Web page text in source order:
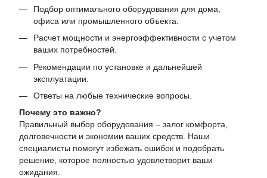
Подбор оптимального оборудования для дома,
офиса или промышленного объекта.
Расчет мощности и энергоэффективности с учетом
ваших потребностей.
Рекомендации по установке и дальнейшей
эксплуатации.
Ответы на любые технические вопросы.
Почему это важно?
Правильный выбор оборудования – залог комфорта,
долговечности и экономии ваших средств. Наши
специалисты помогут избежать ошибок и подобрать
решение, которое полностью удовлетворит ваши
ожидания.